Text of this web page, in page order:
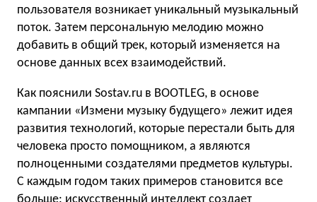
пользователя возникает уникальный музыкальный
поток. Затем персональную мелодию можно
добавить в общий трек, который изменяется на
основе данных всех взаимодействий.
Как пояснили Sostav.ru в BOOTLEG, в основе
кампании «Измени музыку будущего» лежит идея
развития технологий, которые перестали быть для
человека просто помощником, а являются
полноценными создателями предметов культуры.
C каждым годом таких примеров становится все